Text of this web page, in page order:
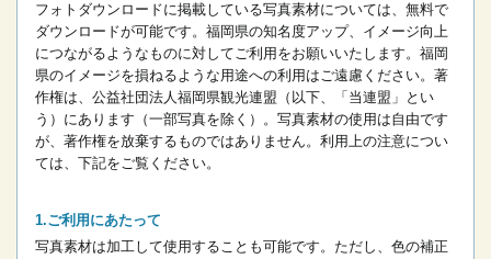
フォトダウンロードに掲載している写真素材については、無料で
ダウンロードが可能です。 福岡県の知名度アップ、イメージ向上
につながるようなものに対してご利用をお願いいたします。 福岡
県のイメージを損ねるような用途への利用はご遠慮ください。 著
作権は、公益社団法人福岡県観光連盟（以下、「当連盟」とい
う）にあります（一部写真を除く）。写真素材の使用は自由です
が、著作権を放棄するものではありません。 利用上の注意につい
ては、下記をご覧ください。
ご利用にあたって
写真素材は加工して使用することも可能です。ただし、色の補正